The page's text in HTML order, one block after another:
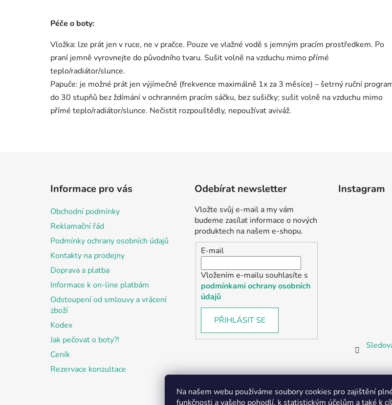
Na našem webu používáme soubory cookies pro zajištění
funkčnosti a vašeho pohodlí, k statistickým účelům a také k
Péče o boty:
Vložka: lze prát jen v ruce, ne v pračce. Pouze ve vlažné vodě s jemným pracím prostředkem. Po
praní jemně vyrovnejte do původního tvaru. Sušit volně na vzduchu mimo přímé
teplo/radiátor/slunce.
Papuče: je možné prát jen výjímečně (frekvence maximálně 1x za 3 měsíce) – šetrný ruční
do 30 stupňů bez ždímání v ochranném pracím sáčku, bez sušičky; sušit volně na vzduchu mimo
přímé teplo/radiátor/slunce. Nečistit rozpouštědly, nepoužívat aviváž.
Informace pro vás
Obchodní podmínky
Reklamační řád
Podmínky ochrany osobních údajů
Kontakty na prodejny
Doprava a platba
Informace k on-line platbám
Odstoupení od smlouvy a vrácení
zboží
Kodex
Jak pečovat o boty?!
Ceník
Rezervace konzultace
Odebírat newsletter
Vložte svůj e-mail a my vám
budeme zasílat informace o nových
produktech na našem e-shopu.
E-mail
Vložením e-mailu souhlasíte s
podmínkami ochrany osobních
údajů
PŘIHLÁSIT SE
Instagram